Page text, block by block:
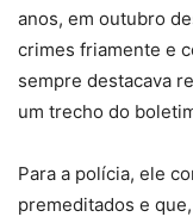
anos, em outubro
crimes friamente e
sempre destacava
um trecho do
Para a polícia, ele
premeditados e